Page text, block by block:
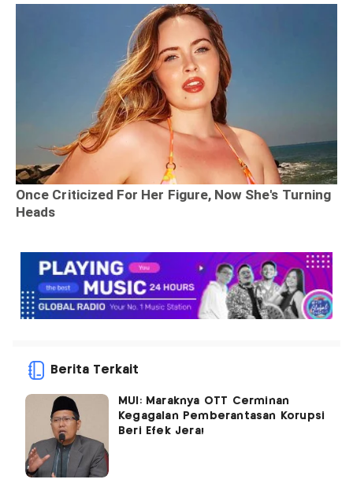
Berita Terkait
MUI: Maraknya OTT Cerminan
Kegagalan Pemberantasan Korupsi
Beri Efek Jera!